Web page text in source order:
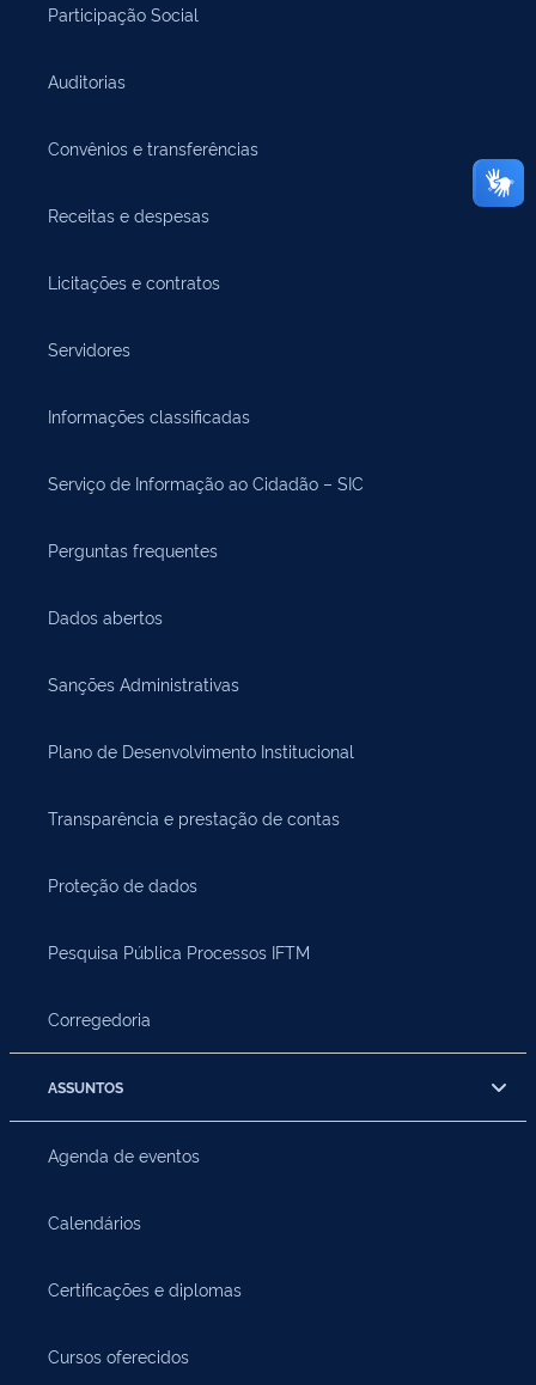
Participação Social
Auditorias
Convênios e transferências
Receitas e despesas
Licitações e contratos
Servidores
Informações classificadas
Serviço de Informação ao Cidadão – SIC
Perguntas frequentes
Dados abertos
Sanções Administrativas
Plano de Desenvolvimento Institucional
Transparência e prestação de contas
Proteção de dados
Pesquisa Pública Processos IFTM
Corregedoria
ASSUNTOS
Agenda de eventos
Calendários
Certificações e diplomas
Cursos oferecidos